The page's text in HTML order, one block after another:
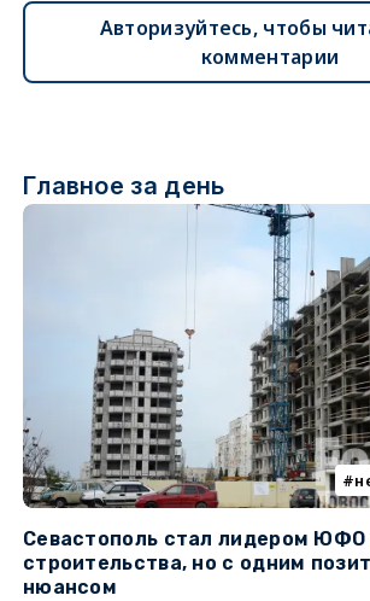
Авторизуйтесь, чтобы
комментарии
Главное за день
Севастополь стал лидером
строительства, но с одним
нюансом